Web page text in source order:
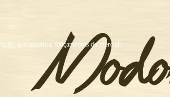
gastronomia, lançamentos do mercado